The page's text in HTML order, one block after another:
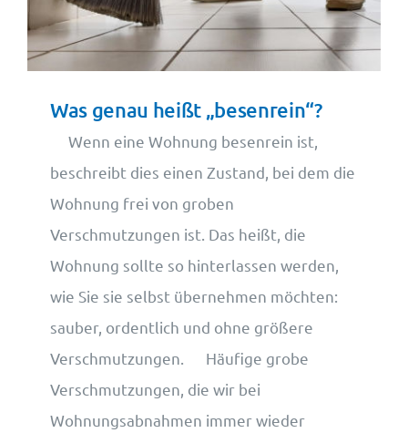
Wohnungsangebote
Kontakt
Was genau heißt „besenrein“?
Wenn eine Wohnung besenrein ist,
beschreibt dies einen Zustand, bei dem die
Wohnung frei von groben
Verschmutzungen ist. Das heißt, die
Wohnung sollte so hinterlassen werden,
wie Sie sie selbst übernehmen möchten:
sauber, ordentlich und ohne größere
Verschmutzungen. Häufige grobe
Verschmutzungen, die wir bei
Wohnungsabnahmen immer wieder